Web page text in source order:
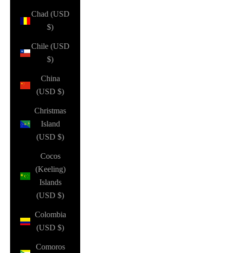
Chad (USD
$)
Chile (USD
$)
China
(USD $)
Christmas
Island
(USD $)
Cocos
(Keeling)
Islands
(USD $)
Colombia
(USD $)
Comoros